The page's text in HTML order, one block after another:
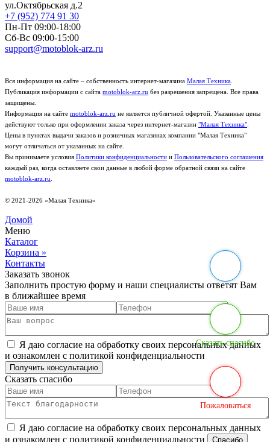
Сказать спасибо
Пожаловаться
ул.Октябрьская д.2
+7 (952) 774 91 30
Пн-Пт 09:00-18:00
Сб-Вс 09:00-15:00
support@motoblok-arz.ru
Вся информация на сайте – собственность интернет-магазина Малая Техника.
Публикация информации с сайта motoblok-arz.ru без разрешения запрещена. Все права
защищены.
Информация на сайте motoblok-arz.ru не является публичной офертой. Указанные цены
действуют только при оформлении заказа через интернет-магазин "Малая Техника".
Цены в пунктах выдачи заказов и розничных магазинах компании "Малая Техника"
могут отличаться от указанных на сайте.
Вы принимаете условия Политики конфиденциальности и Пользовательского соглашения
каждый раз, когда оставляете свои данные в любой форме обратной связи на сайте
motoblok-arz.ru.
© 2021-2026 «Малая Техника»
Домой
Меню
Каталог
Корзина »
Контакты
Заказать звонок
Заполнить простую форму и наши специалисты ответят Вам
в ближайшее время
Я даю согласие на обработку своих персональных данных
и ознакомлен с политикой конфиденциальности
Сказать спасибо
Я даю согласие на обработку своих персональных данных
и ознакомлен с политикой конфиденциальности